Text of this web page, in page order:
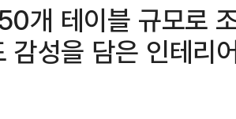
개 테이블 규모로
감성을 담은 인테리